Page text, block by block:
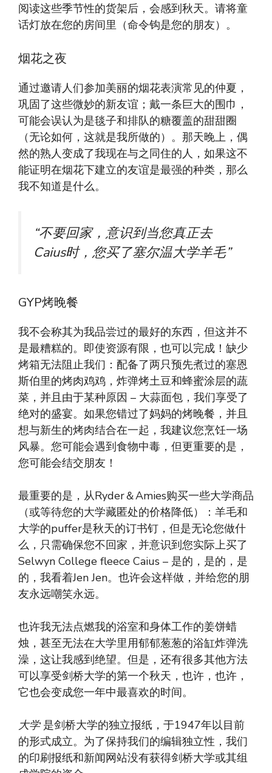
阅读这些季节性的货架后，会感到秋天。请将童
话灯放在您的房间里（命令钩是您的朋友）。
烟花之夜
通过邀请人们参加美丽的烟花表演常见的仲夏，
巩固了这些微妙的新友谊；戴一条巨大的围巾，
可能会误认为是毯子和排队的糖覆盖的甜甜圈
（无论如何，这就是我所做的）。那天晚上，偶
然的熟人变成了我现在与之同住的人，如果这不
能证明在烟花下建立的友谊是最强的种类，那么
我不知道是什么。
“不要回家，意识到当您真正去
Caius时，您买了塞尔温大学羊毛”
GYP烤晚餐
我不会称其为我品尝过的最好的东西，但这并不
是最糟糕的。即使资源有限，也可以完成！缺少
烤箱无法阻止我们：配备了两只预先煮过的塞恩
斯伯里的烤肉鸡鸡，炸弹烤土豆和蜂蜜涂层的蔬
菜，并且由于某种原因 – 大蒜面包，我们享受了
绝对的盛宴。如果您错过了妈妈的烤晚餐，并且
想与新生的烤肉结合在一起，我建议您烹饪一场
风暴。您可能会遇到食物中毒，但更重要的是，
您可能会结交朋友！
最重要的是，从Ryder＆Amies购买一些大学商品
（或等待您的大学藏匿处的价格降低）：羊毛和
大学的puffer是秋天的订书钉，但是无论您做什
么，只需确保您不回家，并意识到您实际上买了
Selwyn College fleece Caius – 是的，是的，是
的，我看着Jen Jen。也许会这样做，并给您的朋
友永远嘲笑永远。
也许我无法点燃我的浴室和身体工作的姜饼蜡
烛，甚至无法在大学里用郁郁葱葱的浴缸炸弹洗
澡，这让我感到绝望。但是，还有很多其他方法
可以享受剑桥大学的第一个秋天，也许，也许，
它也会变成您一年中最喜欢的时间。
大学是剑桥大学的独立报纸，于1947年以目前
的形式成立。为了保持我们的编辑独立性，我们
的印刷报纸和新闻网站没有获得剑桥大学或其组